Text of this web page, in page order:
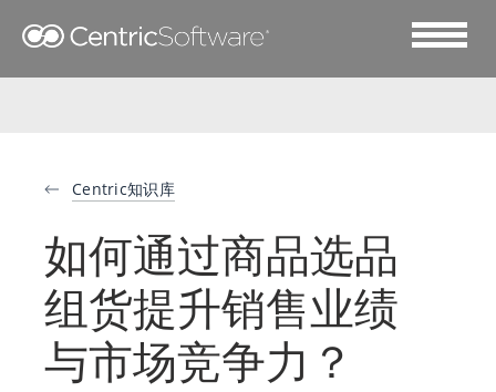
Centric知识库
如何通过商品选品
组货提升销售业绩
与市场竞争力？